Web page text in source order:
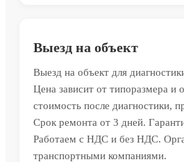
Выезд на объект
Выезд на объект для
Цена зависит от типоразмера и
стоимость после диагностики,
Срок ремонта от 3 дней.
Работаем с НДС и без НДС.
транспортными компаниями.